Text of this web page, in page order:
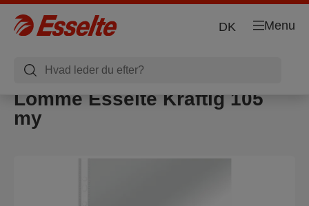
Menu
DK
Lomme Esselte Kraftig 105
my